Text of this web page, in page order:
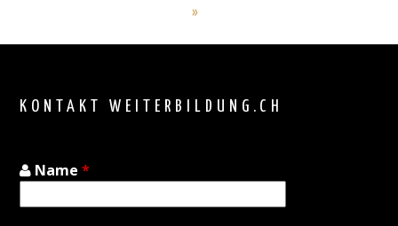
»
top
KONTAKT WEITERBILDUNG.CH
Name*